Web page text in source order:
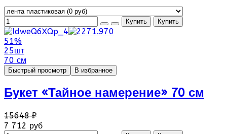
51%
25шт
70 см
Быстрый просмотр В избранное
Букет «Тайное намерение» 70 см
15648 ₽
7 712 руб